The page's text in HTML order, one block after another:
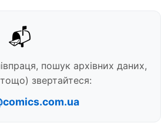
📬
пошук архівних даних,
звертайтеся: